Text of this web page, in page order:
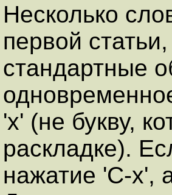
Несколько
первой
стандартные
'x' (не букву,
раскладке).
нажатие 'C-x',